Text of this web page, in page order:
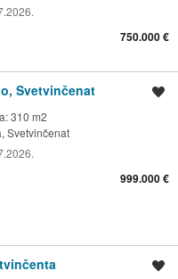
750.000 €
Svetvinčenat
310 m2
Svetvinčenat
999.000 €